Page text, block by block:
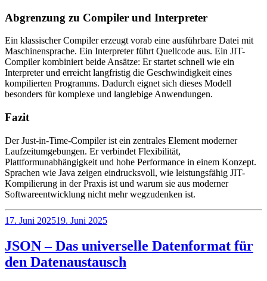
Abgrenzung zu Compiler und Interpreter
Ein klassischer Compiler erzeugt vorab eine ausführbare Datei mit
Maschinensprache. Ein Interpreter führt Quellcode aus. Ein JIT-
Compiler kombiniert beide Ansätze: Er startet schnell wie ein
Interpreter und erreicht langfristig die Geschwindigkeit eines
kompilierten Programms. Dadurch eignet sich dieses Modell
besonders für komplexe und langlebige Anwendungen.
Fazit
Der Just-in-Time-Compiler ist ein zentrales Element moderner
Laufzeitumgebungen. Er verbindet Flexibilität,
Plattformunabhängigkeit und hohe Performance in einem Konzept.
Sprachen wie Java zeigen eindrucksvoll, wie leistungsfähig JIT-
Kompilierung in der Praxis ist und warum sie aus moderner
Softwareentwicklung nicht mehr wegzudenken ist.
Veröffentlicht
17. Juni 202519. Juni 2025
JSON – Das universelle Datenformat für
den Datenaustausch